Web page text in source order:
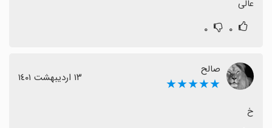
عالی
۰ ۰
صالح
★★★★★ ١٣ اردیبهشت ١٤٠١
خ